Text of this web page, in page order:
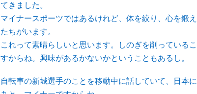
てきました。
マイナースポーツではあるけれど、体を絞り、心を鍛
たちがいます。
これって素晴らしいと思います。しのぎを削っている
すからね。興味があるかないかということもあるし。
自転車の新城選手のことを移動中に話していて、日本